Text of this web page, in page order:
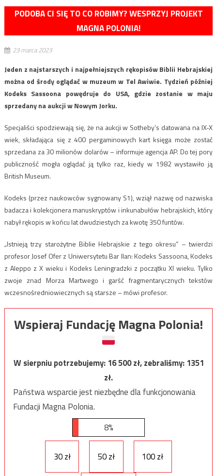
PODOBA CI SIĘ TO CO ROBIMY? WESPRZYJ PROJEKT
MAGNA POLONIA!
23 marca 2023
Jeden z najstarszych i najpełniejszych rękopisów Biblii Hebrajskiej
można od środy oglądać w muzeum w Tel Awiwie. Tydzień później
Kodeks Sassoona powędruje do USA, gdzie zostanie w maju
sprzedany na aukcji w Nowym Jorku.
Specjaliści spodziewają się, że na aukcji w Sotheby’s datowana na IX-X
wiek, składająca się z 400 pergaminowych kart księga może zostać
sprzedana za 30 milionów dolarów – informuje agencja AP. Do tej pory
publiczność mogła oglądać ją tylko raz, kiedy w 1982 wystawiło ją
British Museum.
Kodeks (przez naukowców sygnowany S1), wziął nazwę od nazwiska
badacza i kolekcjonera manuskryptów i inkunabułów hebrajskich, który
nabył rękopis w końcu lat dwudziestych za kwotę 350 funtów.
„Istnieją trzy starożytne Biblie Hebrajskie z tego okresu” – twierdzi
profesor Josef Ofer z Uniwersytetu Bar Ilan: Kodeks Sassoona, Kodeks
z Aleppo z X wieku i Kodeks Leningradzki z początku XI wieku. Tylko
zwoje znad Morza Martwego i garść fragmentarycznych tekstów
wczesnośredniowiecznych są starsze – mówi profesor.
Wspieraj Fundację Magna Polonia!
W sierpniu potrzebujemy:16 500zł, zebraliśmy:1351
zł.
Państwa wsparcie jest niezbędne dla funkcjonowania
Fundacji Magna Polonia.
8%
30 zł 50 zł 100 zł